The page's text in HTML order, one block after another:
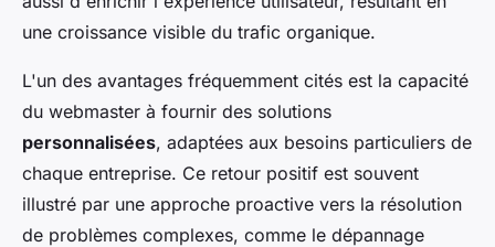
une croissance visible du trafic organique.
L'un des avantages fréquemment cités est la capacité
du webmaster à fournir des solutions
personnalisées, adaptées aux besoins particuliers de
chaque entreprise. Ce retour positif est souvent
illustré par une approche proactive vers la résolution
de problèmes complexes, comme le dépannage